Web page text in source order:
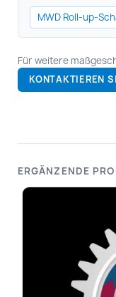
MWD Roll-up-
Für weitere
KONTAKTIEREN
ERGÄNZENDE